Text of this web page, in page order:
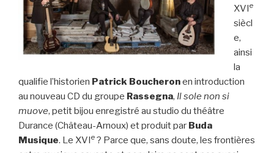
XVIe
siècl
e,
ainsi
la
qualifie l’historien Patrick Boucheronen introduction
au nouveau CD du groupe Rassegna, Il sole non si
muove, petit bijou enregistré au studio du théâtre
Durance (Château-Arnoux) et produit par Buda
Musique. Le XVIe ? Parce que, sans doute, les frontières